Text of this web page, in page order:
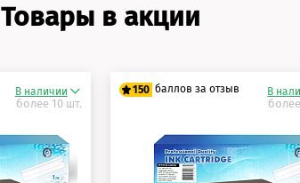
Товары в акции
В наличии
более 10 шт.
150 баллов за отзыв
125 баллов
150 баллов
В